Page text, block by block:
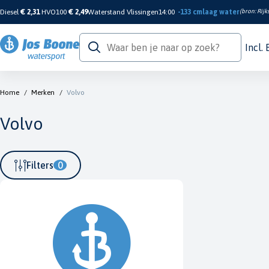
Diesel€ 2,31 HVO100 € 2,49Waterstand Vlissingen14:00 -133 cmlaag water(bron:
Incl.
Home / Merken / Volvo
Volvo
Filters 0